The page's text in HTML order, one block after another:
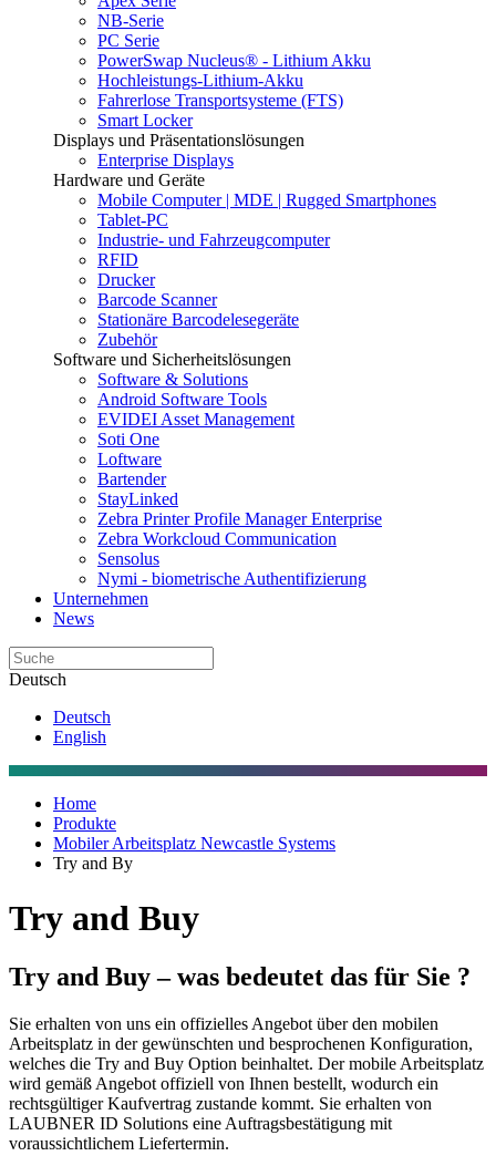
NB-Serie
PC Serie
PowerSwap Nucleus® - Lithium Akku
Hochleistungs-Lithium-Akku
Fahrerlose Transportsysteme (FTS)
Smart Locker
Displays und Präsentationslösungen
Enterprise Displays
Hardware und Geräte
Mobile Computer | MDE | Rugged Smartphones
Tablet-PC
Industrie- und Fahrzeugcomputer
RFID
Drucker
Barcode Scanner
Stationäre Barcodelesegeräte
Zubehör
Software und Sicherheitslösungen
Software & Solutions
Android Software Tools
EVIDEI Asset Management
Soti One
Loftware
Bartender
StayLinked
Zebra Printer Profile Manager Enterprise
Zebra Workcloud Communication
Sensolus
Nymi - biometrische Authentifizierung
Unternehmen
News
Deutsch
Deutsch
English
Home
Produkte
Mobiler Arbeitsplatz Newcastle Systems
Try and By
Try and Buy
Try and Buy – was bedeutet das für Sie ?
Sie erhalten von uns ein offizielles Angebot über den mobilen
Arbeitsplatz in der gewünschten und besprochenen Konfiguration,
welches die Try and Buy Option beinhaltet. Der mobile Arbeitsplatz
wird gemäß Angebot offiziell von Ihnen bestellt, wodurch ein
rechtsgültiger Kaufvertrag zustande kommt. Sie erhalten von
LAUBNER ID Solutions eine Auftragsbestätigung mit
voraussichtlichem Liefertermin.